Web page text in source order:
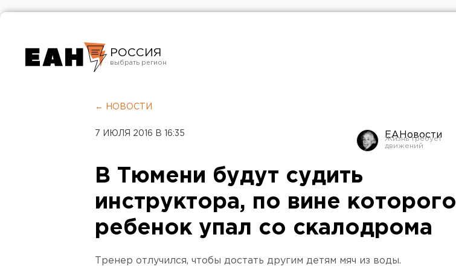
РОССИЯ
Челябинск
← НОВОСТИ
7 ИЮЛЯ 2016 В 16:35 ЕАНовости
В Тюмени будут судить
инструктора, по вине которого
ребенок упал со скалодрома
Тренер отлучился, чтобы достать другим детям мяч из воды.